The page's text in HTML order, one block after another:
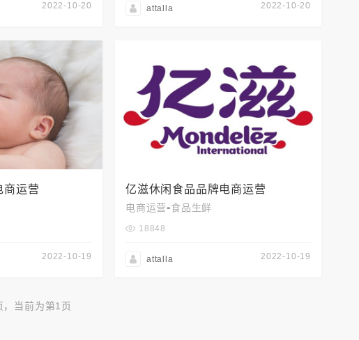
2022-10-20 attalla 2022-10-20
商运营
2022-10-19
亿滋休闲食品品牌电商运营
电商运营-食品生鲜
18848
attalla 2022-10-19
，当前为第1页